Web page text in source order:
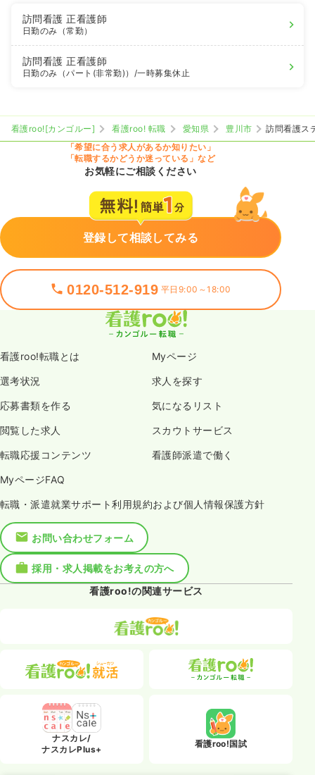
訪問看護正看護師
日勤のみ（常勤）
訪問看護正看護師
日勤のみ（パート(非常勤)） /一時募集休止
看護roo![カンゴルー] 看護roo! 転職 愛知県 豊川市
訪問看護ス
「希望に合う求人があるか知りたい」
「転職するかどうか迷っている」など
お気軽にご相談ください
登録して相談してみる
0120-512-919 平日9:00～18:00
看護roo!転職とは Myページ
選考状況 求人を探す
応募書類を作る 気になるリスト
閲覧した求人 スカウトサービス
転職応援コンテンツ 看護師派遣で働く
MyページFAQ
転職・派遣就業サポート利用規約および個人情報保護方針
お問い合わせフォーム
採用・求人掲載をお考えの方へ
看護roo!の関連サービス
ナスカレ/
ナスカレPlus+
看護roo!国試